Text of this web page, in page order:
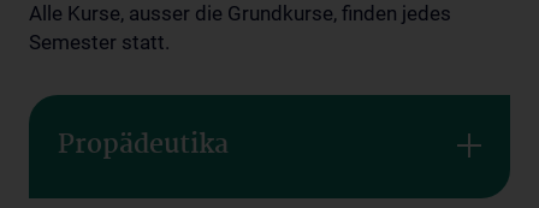
Alle Kurse, ausser die Grundkurse, finden jedes
Semester statt.
Propädeutika